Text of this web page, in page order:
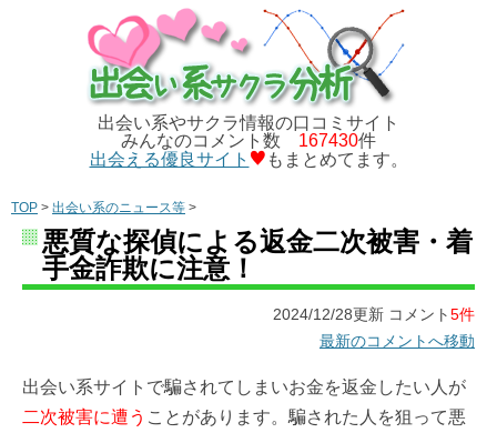
出会い系やサクラ情報の口コミサイト
みんなのコメント数 167430件
出会える優良サイト
もまとめてます。
TOP > 出会い系のニュース等 >
悪質な探偵による返金二次被害・着
手金詐欺に注意！
2024/12/28更新 コメント5件
最新のコメントへ移動
出会い系サイトで騙されてしまいお金を返金したい人が
二次被害に遭う ことがあります。騙された人を狙って悪